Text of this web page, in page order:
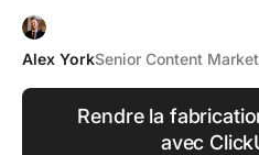
Alex YorkSenior Content
Rendre la
avec